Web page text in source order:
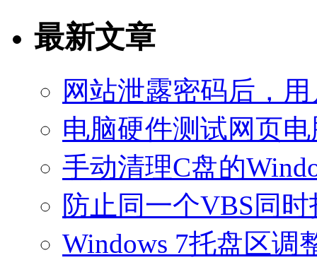
最新文章
网站泄露密码后，
电脑硬件测试网页
手动清理C盘的
防止同一个VBS同
Windows 7托盘区调